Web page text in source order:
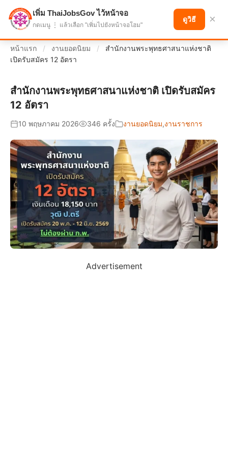
แบ่งปันโอกาส เพื่ออนาคตที่ก้าวหน้า
หน้าแรก / งานยอดนิยม /
สำนักงานพระพุทธศาสนาแห่งชาติ
เปิดรับสมัคร 12 อัตรา
สำนักงานพระพุทธศาสนาแห่งชาติ เปิดรับสมัคร
12 อัตรา
10 พฤษภาคม 2026 346 ครั้ง งานยอดนิยม,งานราชการ
Advertisement
เพิ่ม ThaiJobsGov ไว้หน้าจอ
กดเมนู ⋮ แล้วเลือก "เพิ่มไปยังหน้าจอโฮม"
ดูวิธี ×